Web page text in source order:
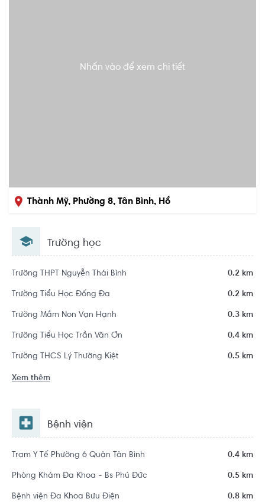
Nhấn vào để xem chi tiết
Thành Mỹ, Phường 8, Tân Bình, Hồ
Trường học
Trường THPT Nguyễn Thái Bình 0.2 km
Trường Tiểu Học Đống Đa 0.2 km
Trường Mầm Non Vạn Hạnh 0.3 km
Trường Tiểu Học Trần Văn Ơn 0.4 km
Trường THCS Lý Thường Kiệt 0.5 km
Xem thêm
Bệnh viện
Trạm Y Tế Phường 6 Quận Tân Bình 0.4 km
Phòng Khám Đa Khoa - Bs Phú Đức 0.5 km
Bệnh viện Đa Khoa Bưu Điện 0.8 km